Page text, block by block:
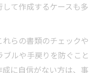
て作成するケースも多
らの書類のチェックや
ルや手戻りを防ぐこと
に自信がない方は、事